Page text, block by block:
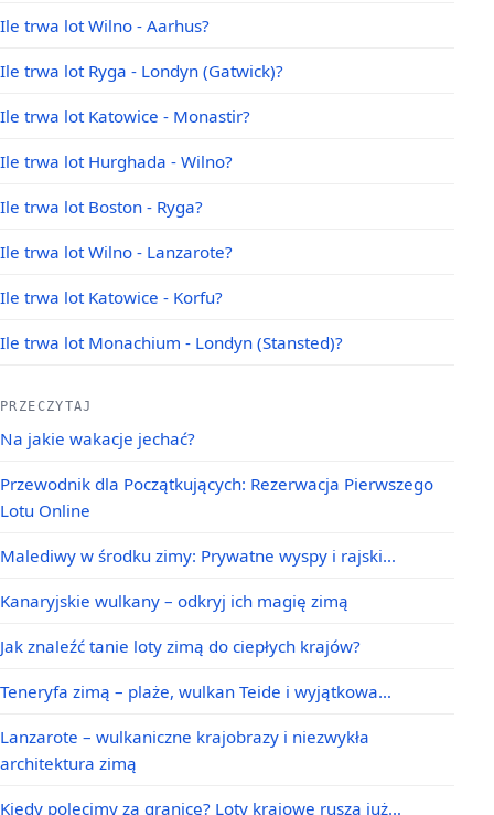
Ile trwa lot Wilno - Aarhus?
Ile trwa lot Ryga - Londyn (Gatwick)?
Ile trwa lot Katowice - Monastir?
Ile trwa lot Hurghada - Wilno?
Ile trwa lot Boston - Ryga?
Ile trwa lot Wilno - Lanzarote?
Ile trwa lot Katowice - Korfu?
Ile trwa lot Monachium - Londyn (Stansted)?
PRZECZYTAJ
Na jakie wakacje jechać?
Przewodnik dla Początkujących: Rezerwacja Pierwszego
Lotu Online
Malediwy w środku zimy: Prywatne wyspy i rajski…
Kanaryjskie wulkany – odkryj ich magię zimą
Jak znaleźć tanie loty zimą do ciepłych krajów?
Teneryfa zimą – plaże, wulkan Teide i wyjątkowa…
Lanzarote – wulkaniczne krajobrazy i niezwykła
architektura zimą
Kiedy polecimy za granicę? Loty krajowe ruszą już…